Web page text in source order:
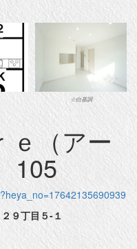
☆白基調
（アー
105
９丁目５-１